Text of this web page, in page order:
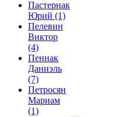
Пастернак
Юрий (1)
Пелевин
Виктор
(4)
Пеннак
Даниэль
(7)
Петросян
Мариам
(1)